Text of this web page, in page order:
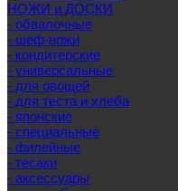
НОЖИ и ДОСКИ
- обвалочные
- шеф-ножи
- кондитерские
- универсальные
- для овощей
- для теста и хлеба
- японские
- специальные
- филейные
- тесаки
- аксессуары